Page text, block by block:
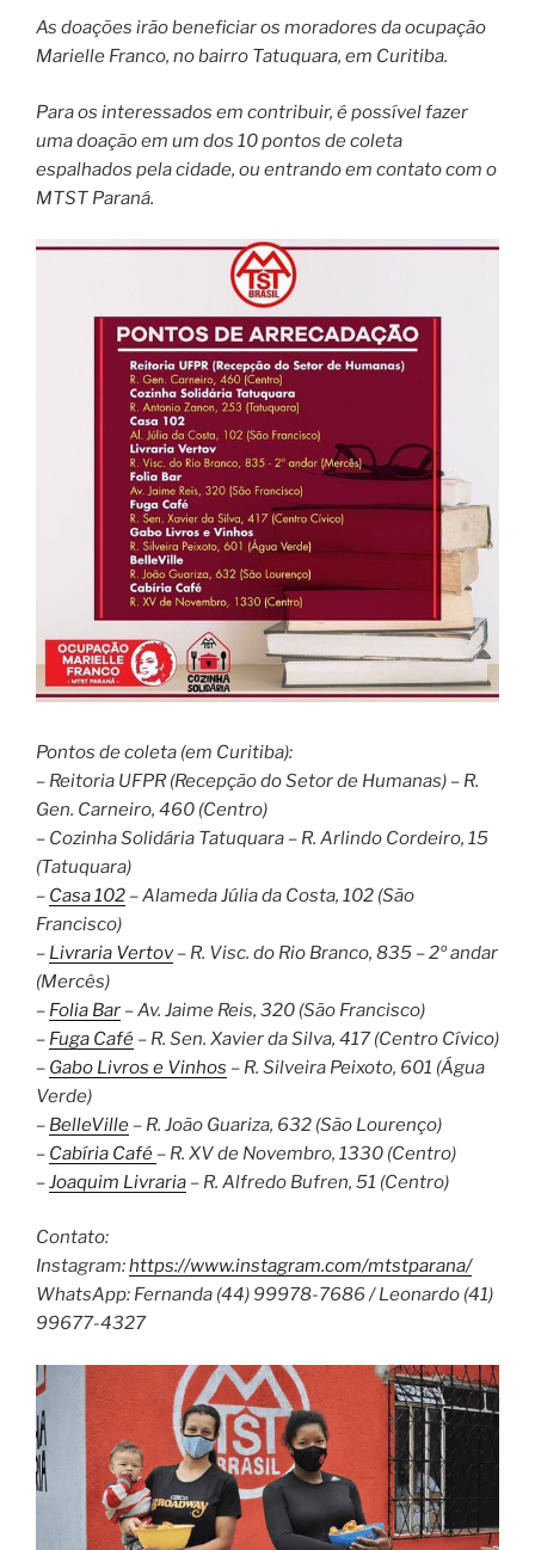
As doações irão beneficiar os moradores da ocupação
Marielle Franco, no bairro Tatuquara, em Curitiba.
Para os interessados em contribuir, é possível fazer
uma doação em um dos 10 pontos de coleta
espalhados pela cidade, ou entrando em contato com o
MTST Paraná.
Pontos de coleta (em Curitiba):
– Reitoria UFPR (Recepção do Setor de Humanas) – R.
Gen. Carneiro, 460 (Centro)
– Cozinha Solidária Tatuquara – R. Arlindo Cordeiro, 15
(Tatuquara)
– Casa 102 – Alameda Júlia da Costa, 102 (São
Francisco)
– Livraria Vertov– R. Visc. do Rio Branco, 835 – 2º andar
(Mercês)
– Folia Bar – Av. Jaime Reis, 320 (São Francisco)
– Fuga Café – R. Sen. Xavier da Silva, 417 (Centro Cívico)
– Gabo Livros e Vinhos – R. Silveira Peixoto, 601 (Água
Verde)
– BelleVille – R. João Guariza, 632 (São Lourenço)
– Cabíria Café – R. XV de Novembro, 1330 (Centro)
–Joaquim Livraria – R. Alfredo Bufren, 51 (Centro)
Contato:
Instagram:https://www.instagram.com/mtstparana/
WhatsApp: Fernanda (44) 99978-7686 / Leonardo (41)
99677-4327